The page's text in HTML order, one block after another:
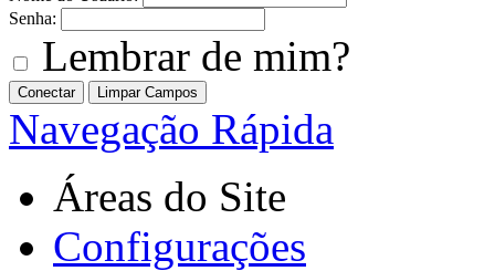
Senha:
Lembrar de mim?
Navegação Rápida
Áreas do Site
Configurações